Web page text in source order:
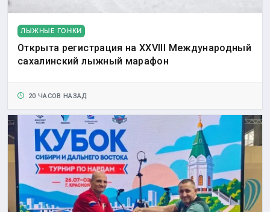
ЛЫЖНЫЕ ГОНКИ
Открыта регистрация на XXVIII Международный
сахалинский лыжный марафон
20 ЧАСОВ НАЗАД